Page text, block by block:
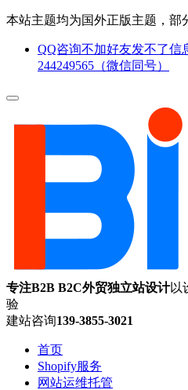
本站主题均为国外正版主题，部
QQ咨询不加好友发不了信
244249565（微信同号）
专注B2B B2C外贸独立站设计以
验
建站咨询139-3855-3021
首页
Shopify服务
网站运维托管